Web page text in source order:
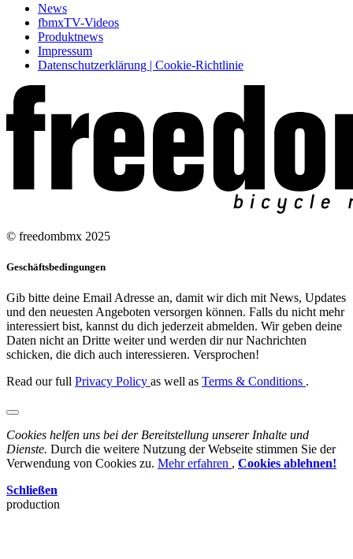
News
fbmxTV-Videos
Produktnews
Impressum
Datenschutzerklärung | Cookie-Richtlinie
© freedombmx 2025
Geschäftsbedingungen
Gib bitte deine Email Adresse an, damit wir dich mit News, Updates
und den neuesten Angeboten versorgen können. Falls du nicht mehr
interessiert bist, kannst du dich jederzeit abmelden. Wir geben deine
Daten nicht an Dritte weiter und werden dir nur Nachrichten
schicken, die dich auch interessieren. Versprochen!
Read our full Privacy Policy as well as Terms & Conditions .
Cookies helfen uns bei der Bereitstellung unserer Inhalte und
Dienste. Durch die weitere Nutzung der Webseite stimmen Sie der
Verwendung von Cookies zu. Mehr erfahren , Cookies ablehnen!
Schließen
production